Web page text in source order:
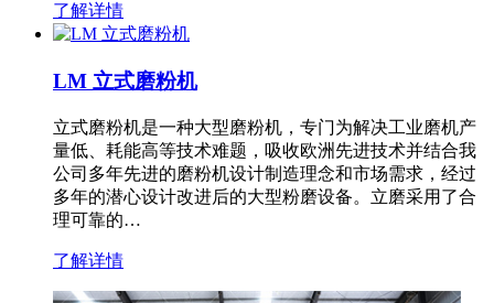
了解详情
LM 立式磨粉机
立式磨粉机是一种大型磨粉机，专门为解决工业磨机产
量低、耗能高等技术难题，吸收欧洲先进技术并结合我
公司多年先进的磨粉机设计制造理念和市场需求，经过
多年的潜心设计改进后的大型粉磨设备。立磨采用了合
理可靠的…
了解详情